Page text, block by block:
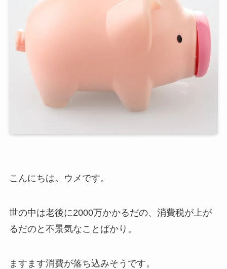
こんにちは。ウメです。
世の中は老後に2000万かかるだの、消費税が上が
るだのと不景気なことばかり。
ますます消費が落ち込みそうです。